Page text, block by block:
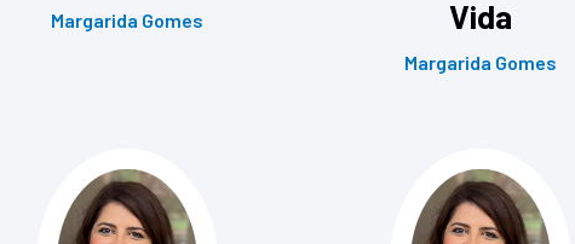
Margarida Gomes
Vida
Margarida Gomes